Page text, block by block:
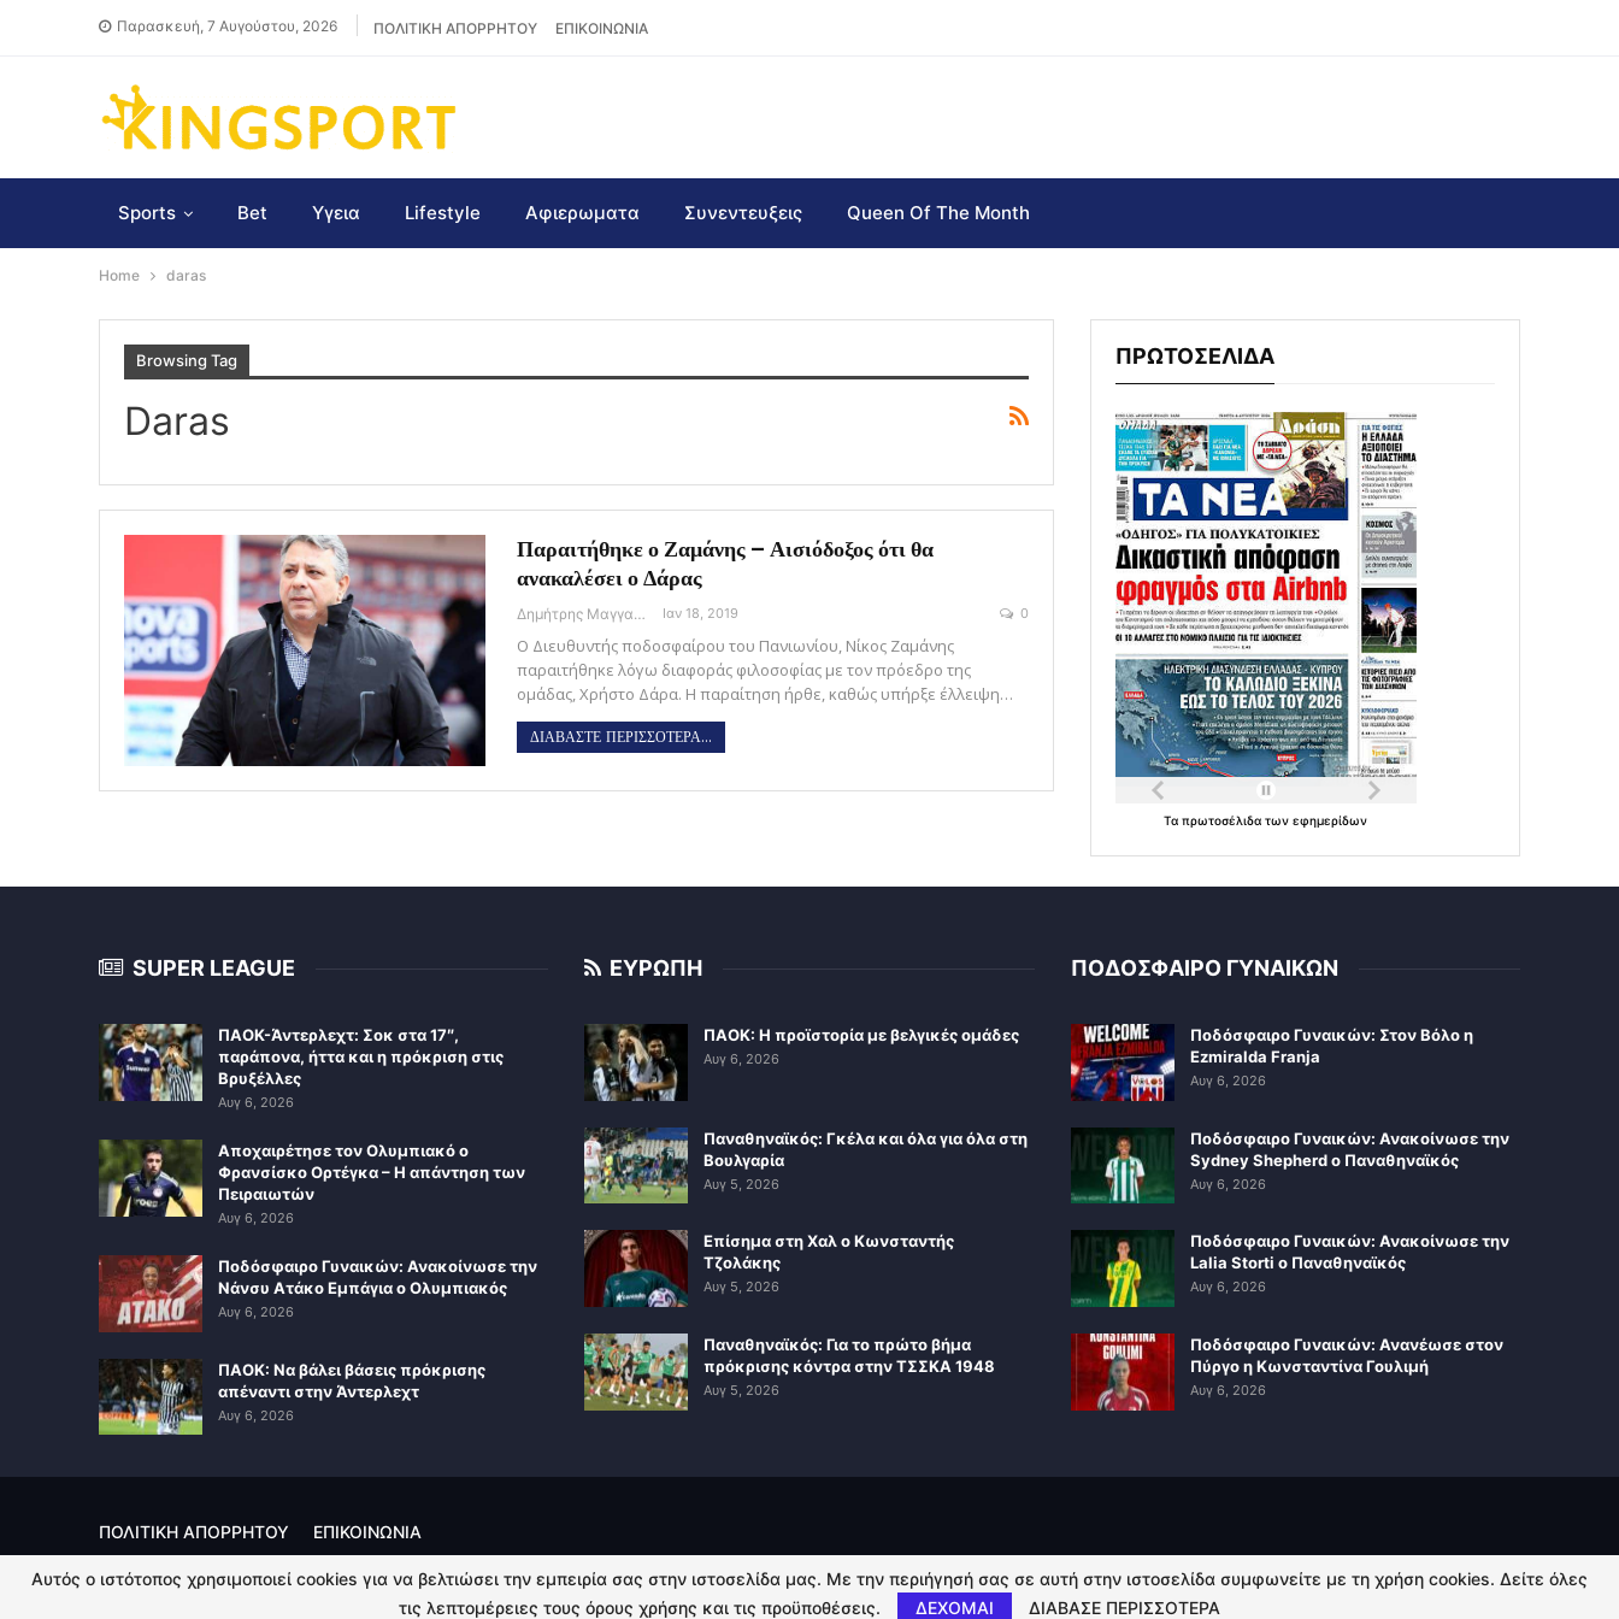
Παρασκευή, 7 Αυγούστου, 2026 ΠΟΛΙΤΙΚΗ ΑΠΟΡΡΗΤΟΥ ΕΠΙΚΟΙΝΩΝΙΑ
Sports Bet Υγεια Lifestyle Αφιερωματα Συνεντευξεις Queen Of The Month
Home daras
Browsing Tag
Daras
Παραιτήθηκε ο Ζαμάνης – Αισιόδοξος ότι θα
ανακαλέσει ο Δάρας
Δημήτρης Μαγγανάρης Ιαν 18, 2019 0
Ο Διευθυντής ποδοσφαίρου του Πανιωνίου, Νίκος Ζαμάνης
παραιτήθηκε λόγω διαφοράς φιλοσοφίας με τον πρόεδρο της
ομάδας, Χρήστο Δάρα. Η παραίτηση ήρθε, καθώς υπήρξε έλλειψη…
ΔΙΑΒΑΣΤΕ ΠΕΡΙΣΣΟΤΕΡΑ...
ΠΡΩΤΟΣΕΛΙΔΑ
Ταπρωτοσέλιδατωνεφημερίδων
SUPER LEAGUE
ΠΑΟΚ-Άντερλεχτ: Σοκ στα 17″,
παράπονα, ήττα και η πρόκριση στις
Βρυξέλλες
Αυγ 6, 2026
Αποχαιρέτησε τον Ολυμπιακό ο
Φρανσίσκο Ορτέγκα – Η απάντηση των
Πειραιωτών
Αυγ 6, 2026
Ποδόσφαιρο Γυναικών: Ανακοίνωσε την
Νάνσυ Ατάκο Εμπάγια ο Ολυμπιακός
Αυγ 6, 2026
ΠΑΟΚ: Να βάλει βάσεις πρόκρισης
απέναντι στην Άντερλεχτ
Αυγ 6, 2026
ΕΥΡΩΠΗ
ΠΑΟΚ: Η προϊστορία με βελγικές ομάδες
Αυγ 6, 2026
Παναθηναϊκός: Γκέλα και όλα για όλα στη
Βουλγαρία
Αυγ 5, 2026
Επίσημα στη Χαλ ο Κωνσταντής
Τζολάκης
Αυγ 5, 2026
Παναθηναϊκός: Για το πρώτο βήμα
πρόκρισης κόντρα στην ΤΣΣΚΑ 1948
Αυγ 5, 2026
ΠΟΔΟΣΦΑΙΡΟ ΓΥΝΑΙΚΩΝ
Ποδόσφαιρο Γυναικών: Στον Βόλο η
Ezmiralda Franja
Αυγ 6, 2026
Ποδόσφαιρο Γυναικών: Ανακοίνωσε την
Sydney Shepherd ο Παναθηναϊκός
Αυγ 6, 2026
Ποδόσφαιρο Γυναικών: Ανακοίνωσε την
Lalia Storti ο Παναθηναϊκός
Αυγ 6, 2026
Ποδόσφαιρο Γυναικών: Ανανέωσε στον
Πύργο η Κωνσταντίνα Γουλιμή
Αυγ 6, 2026
ΠΟΛΙΤΙΚΗ ΑΠΟΡΡΗΤΟΥ ΕΠΙΚΟΙΝΩΝΙΑ
© 2026 - Kingsport.gr. All Rights Reserved.
Αυτός ο ιστότοπος χρησιμοποιεί cookies για να βελτιώσει την εμπειρία σας στην ιστοσελίδα μας. Με την περιήγησή σας σε αυτή στην ιστοσελίδα συμφωνείτε με τη χρήση cookies. Δείτε όλες
τις λεπτομέρειες τους όρους χρήσης και τις προϋποθέσεις.
ΔΕΧΟΜΑΙ ΔΙΑΒΑΣΕ ΠΕΡΙΣΣΟΤΕΡΑ